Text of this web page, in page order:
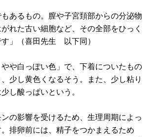
もあるもの。膣や子宮頚部からの分泌物
れた古い細胞など、その全部をひっく
」（喜田先生 以下同）
や白っぽい色」で、下着についたもの
少し黄色くなるそう。また、少し粘り
し酸っぱいという。
ンの影響を受けるため、生理周期によっ
排卵前には、精子をつかまえるため